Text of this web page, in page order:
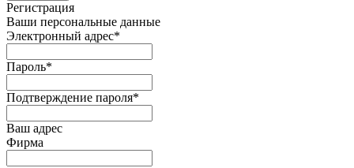
Регистрация
Ваши персональные данные
Электронный адрес*
Пароль*
Подтверждение пароля*
Ваш адрес
Фирма